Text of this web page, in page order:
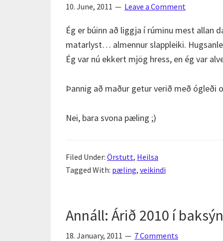
10. June, 2011 Leave a Comment
Ég er búinn að liggja í rúminu mest allan
matarlyst… almennur slappleiki.
Ég var nú ekkert mjög hress, en ég var
Þannig að maður getur verið með ógleði
Nei, bara svona pæling ;)
Filed Under: Örstutt, Heilsa
Tagged With: pæling, veikindi
Annáll: Árið 2010 í
18. January, 2011 7 Comments